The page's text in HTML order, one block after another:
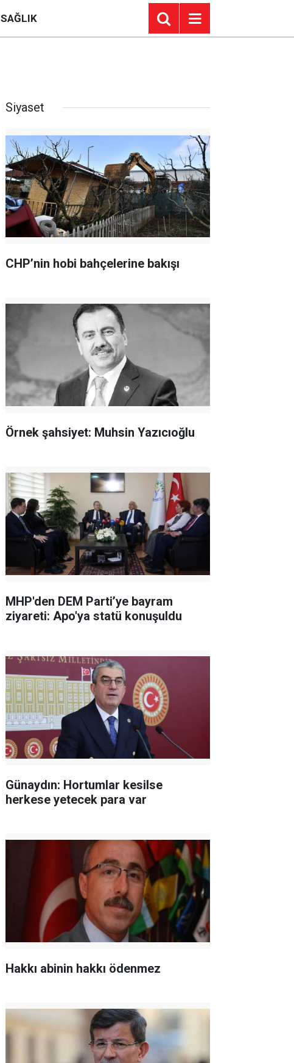
SAĞLIK
Siyaset
CHP’nin hobi bahçelerine bakışı
Örnek şahsiyet: Muhsin Yazıcıoğlu
MHP'den DEM Parti’ye bayram
ziyareti: Apo'ya statü konuşuldu
Günaydın: Hortumlar kesilse
herkese yetecek para var
Hakkı abinin hakkı ödenmez